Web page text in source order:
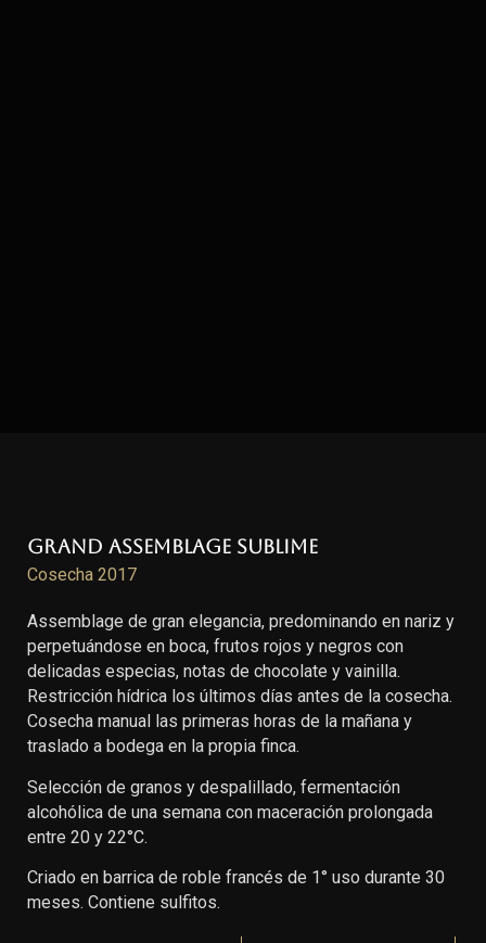
Grand Assemblage Sublime
Cosecha 2017
Assemblage de gran elegancia, predominando en nariz y
perpetuándose en boca, frutos rojos y negros con
delicadas especias, notas de chocolate y vainilla.
Restricción hídrica los últimos días antes de la cosecha.
Cosecha manual las primeras horas de la mañana y
traslado a bodega en la propia finca.
Selección de granos y despalillado, fermentación
alcohólica de una semana con maceración prolongada
entre 20 y 22°C.
Criado en barrica de roble francés de 1° uso durante 30
meses. Contiene sulfitos.